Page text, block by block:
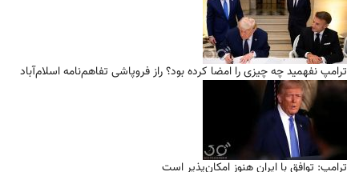
ترامپ نفهمید چه چیزی را امضا کرده بود؟ راز فروپاشی تفاهم‌نامه اسلام‌آباد
ترامپ: توافق با ایران هنوز امکان‌پذیر است